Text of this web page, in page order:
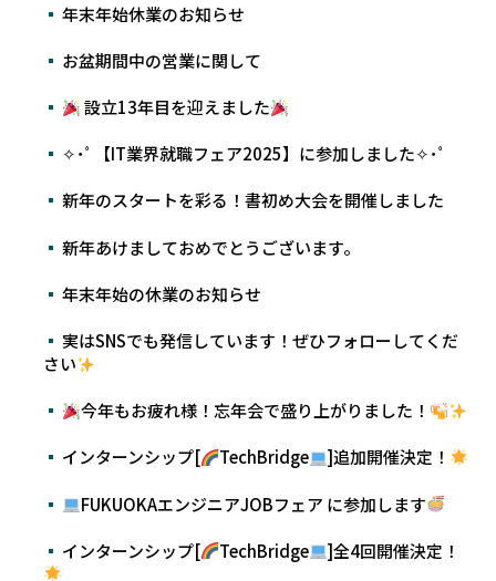
年末年始休業のお知らせ
お盆期間中の営業に関して
設立13年目を迎えました
✧･ﾟ【IT業界就職フェア2025】に参加しました✧･ﾟ
新年のスタートを彩る！書初め大会を開催しました
新年あけましておめでとうございます。
年末年始の休業のお知らせ
実はSNSでも発信しています！ぜひフォローしてくだ
さい
今年もお疲れ様！忘年会で盛り上がりました！
インターンシップ[ TechBridge ]追加開催決定！
FUKUOKAエンジニアJOBフェア に参加します
インターンシップ[ TechBridge ]全4回開催決定！